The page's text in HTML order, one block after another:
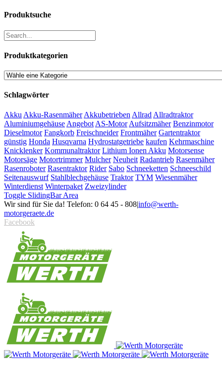
Produktsuche
Produktkategorien
Schlagwörter
Akku Akku-Rasenmäher Akkubetrieben Allrad Allradtraktor
Aluminiumgehäuse Angebot AS-Motor Aufsitzmäher Benzinmotor
Dieselmotor Fangkorb Freischneider Frontmäher Gartentraktor
günstig Honda Husqvarna Hydrostatgetriebe kaufen Kehrmaschine
Knicklenker Kommunaltraktor Lithium Ionen Akku Motorsense
Motorsäge Motortrimmer Mulcher Neuheit Radantrieb Rasenmäher
Rasenroboter Rasentraktor Rider Sabo Schneeketten Schneeschild
Seitenauswurf Stahlblechgehäuse Traktor TYM Wiesenmäher
Winterdienst Winterpaket Zweizylinder
Toggle SlidingBar Area
Wir sind für Sie da! Telefon: 0 64 45 - 808|info@werth-
motorgeraete.de
Facebook